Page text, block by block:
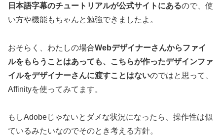
日本語字幕のチュートリアルが公式サイトにあるので、使
い方や機能もちゃんと勉強できましたよ。
おそらく、わたしの場合Webデザイナーさんからファイ
ルをもらうことはあっても、こちらが作ったデザインファ
イルをデザイナーさんに渡すことはないのではと思って、
Affinityを使ってみてます。
もしAdobeじゃないとダメな状況になったら、操作性は似
ているみたいなのでそのとき考える方針。